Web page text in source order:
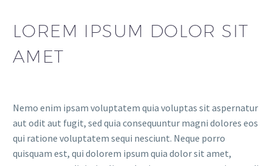
LOREM IPSUM DOLOR SIT
AMET
Nemo enim ipsam voluptatem quia voluptas sit aspernatur
aut odit aut fugit, sed quia consequuntur magni dolores eos
qui ratione voluptatem sequi nesciunt. Neque porro
quisquam est, qui dolorem ipsum quia dolor sit amet,